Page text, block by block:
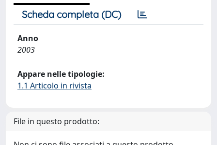
Scheda completa (DC)
Anno
2003
Appare nelle tipologie:
1.1 Articolo in rivista
File in questo prodotto: